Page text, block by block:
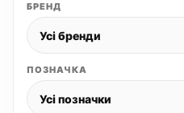
БРЕНД
ПОЗНАЧКА